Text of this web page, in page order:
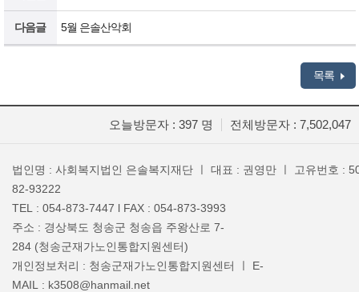
다음글 5월 은솔산악회
목록
전체방문자 : 7,502,047
오늘방문자 : 397 명
법인명 : 사회복지법인 은솔복지재단 ㅣ 대표 : 권영만 ㅣ 고유번호 :
82-93222
TEL : 054-873-7447 l FAX : 054-873-3993
주소 : 경상북도 청송군 청송읍 주왕산로 7-
284 (청송군재가노인통합지원센터)
개인정보처리 : 청송군재가노인통합지원센터 ㅣ E-
MAIL : k3508@hanmail.net